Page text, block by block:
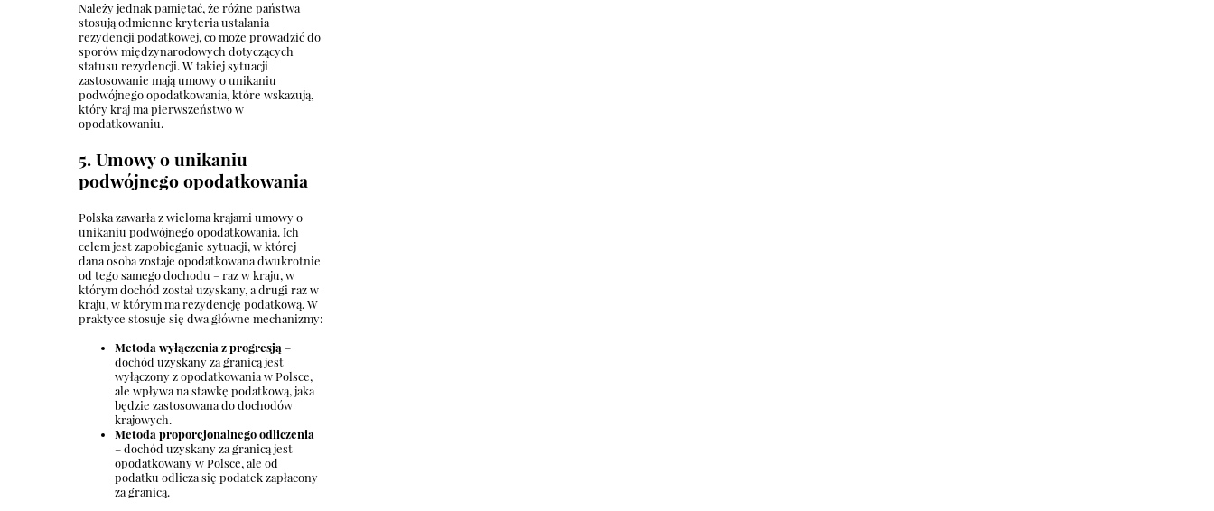
Należy jednak pamiętać, że różne państwa
stosują odmienne kryteria ustalania
rezydencji podatkowej, co może prowadzić do
sporów międzynarodowych dotyczących
statusu rezydencji. W takiej sytuacji
zastosowanie mają umowy o unikaniu
podwójnego opodatkowania, które wskazują,
który kraj ma pierwszeństwo w
opodatkowaniu.
5. Umowy o unikaniu
podwójnego opodatkowania
Polska zawarła z wieloma krajami umowy o
unikaniu podwójnego opodatkowania. Ich
celem jest zapobieganie sytuacji, w której
dana osoba zostaje opodatkowana dwukrotnie
od tego samego dochodu – raz w kraju, w
którym dochód został uzyskany, a drugi raz w
kraju, w którym ma rezydencję podatkową. W
praktyce stosuje się dwa główne mechanizmy:
Metoda wyłączenia z progresją –
dochód uzyskany za granicą jest
wyłączony z opodatkowania w Polsce,
ale wpływa na stawkę podatkową, jaka
będzie zastosowana do dochodów
krajowych.
Metoda proporcjonalnego odliczenia
– dochód uzyskany za granicą jest
opodatkowany w Polsce, ale od
podatku odlicza się podatek zapłacony
za granicą.